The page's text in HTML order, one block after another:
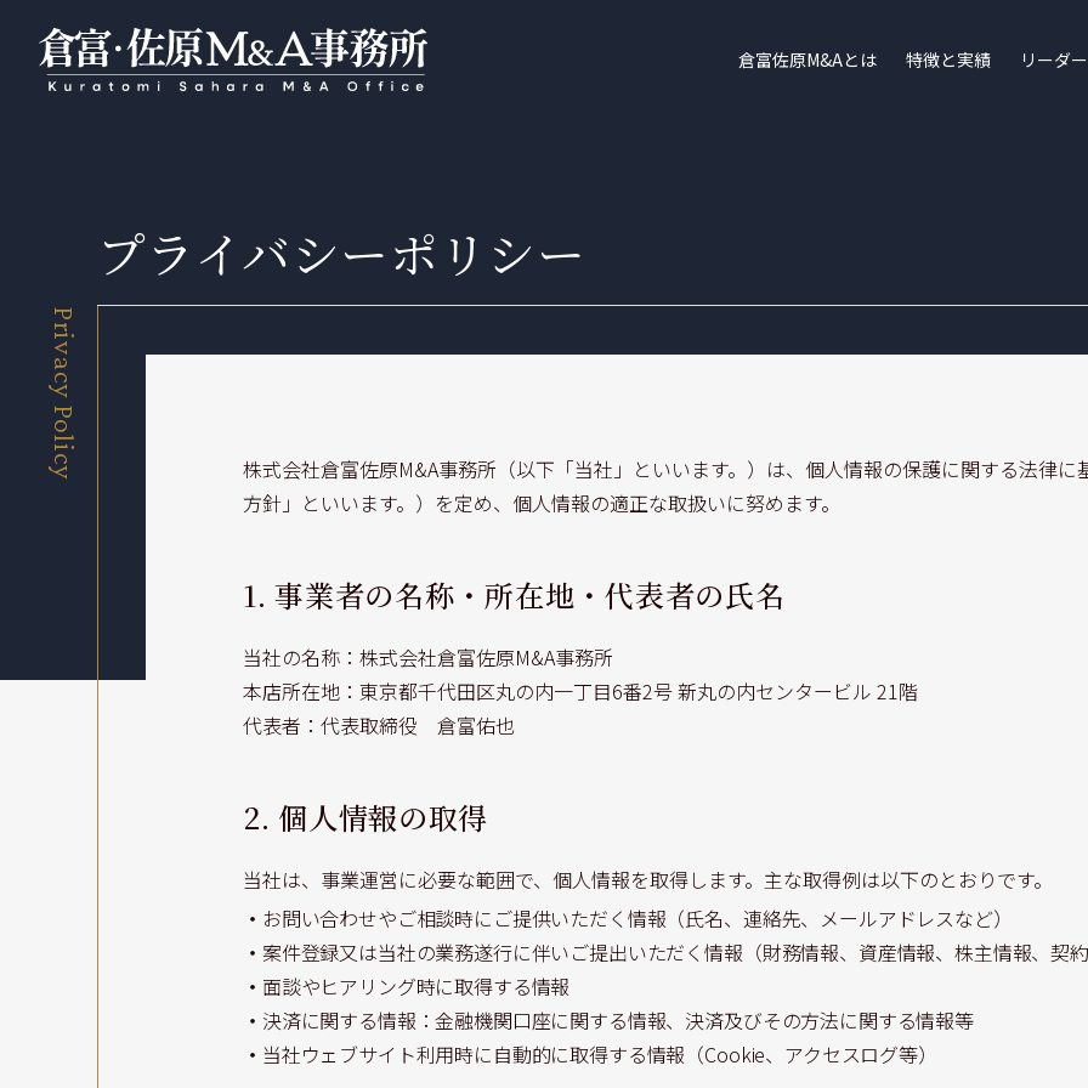
倉富佐原M&Aとは 特徴と実績 リーダ
プライバシーポリシー
Privacy Policy
株式会社倉富佐原M&A事務所（以下「当社」といいます。）は、個人情報の保護に関する法律
方針」といいます。）を定め、個人情報の適正な取扱いに努めます。
1. 事業者の名称・所在地・代表者の氏名
当社の名称：株式会社倉富佐原M&A事務所
本店所在地：東京都千代田区丸の内一丁目6番2号 新丸の内センタービル 21階
代表者：代表取締役 倉富佑也
2. 個人情報の取得
当社は、事業運営に必要な範囲で、個人情報を取得します。主な取得例は以下のとおりです。
・ お問い合わせやご相談時にご提供いただく情報（氏名、連絡先、メールアドレスなど）
・ 案件登録又は当社の業務遂行に伴いご提出いただく情報（財務情報、資産情報、株主情報、契約
・ 面談やヒアリング時に取得する情報
・ 決済に関する情報：金融機関口座に関する情報、決済及びその方法に関する情報等
・ 当社ウェブサイト利用時に自動的に取得する情報（Cookie、アクセスログ等）